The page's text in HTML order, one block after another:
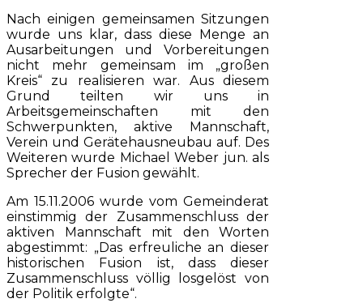
Nach einigen gemeinsamen Sitzungen
wurde uns klar, dass diese Menge an
Ausarbeitungen und Vorbereitungen
nicht mehr gemeinsam im „großen
Kreis“ zu realisieren war. Aus diesem
Grund teilten wir uns in
Arbeitsgemeinschaften mit den
Schwerpunkten, aktive Mannschaft,
Verein und Gerätehausneubau auf. Des
Weiteren wurde Michael Weber jun. als
Sprecher der Fusion gewählt.
Am 15.11.2006 wurde vom Gemeinderat
einstimmig der Zusammenschluss der
aktiven Mannschaft mit den Worten
abgestimmt: „Das erfreuliche an dieser
historischen Fusion ist, dass dieser
Zusammenschluss völlig losgelöst von
der Politik erfolgte“.